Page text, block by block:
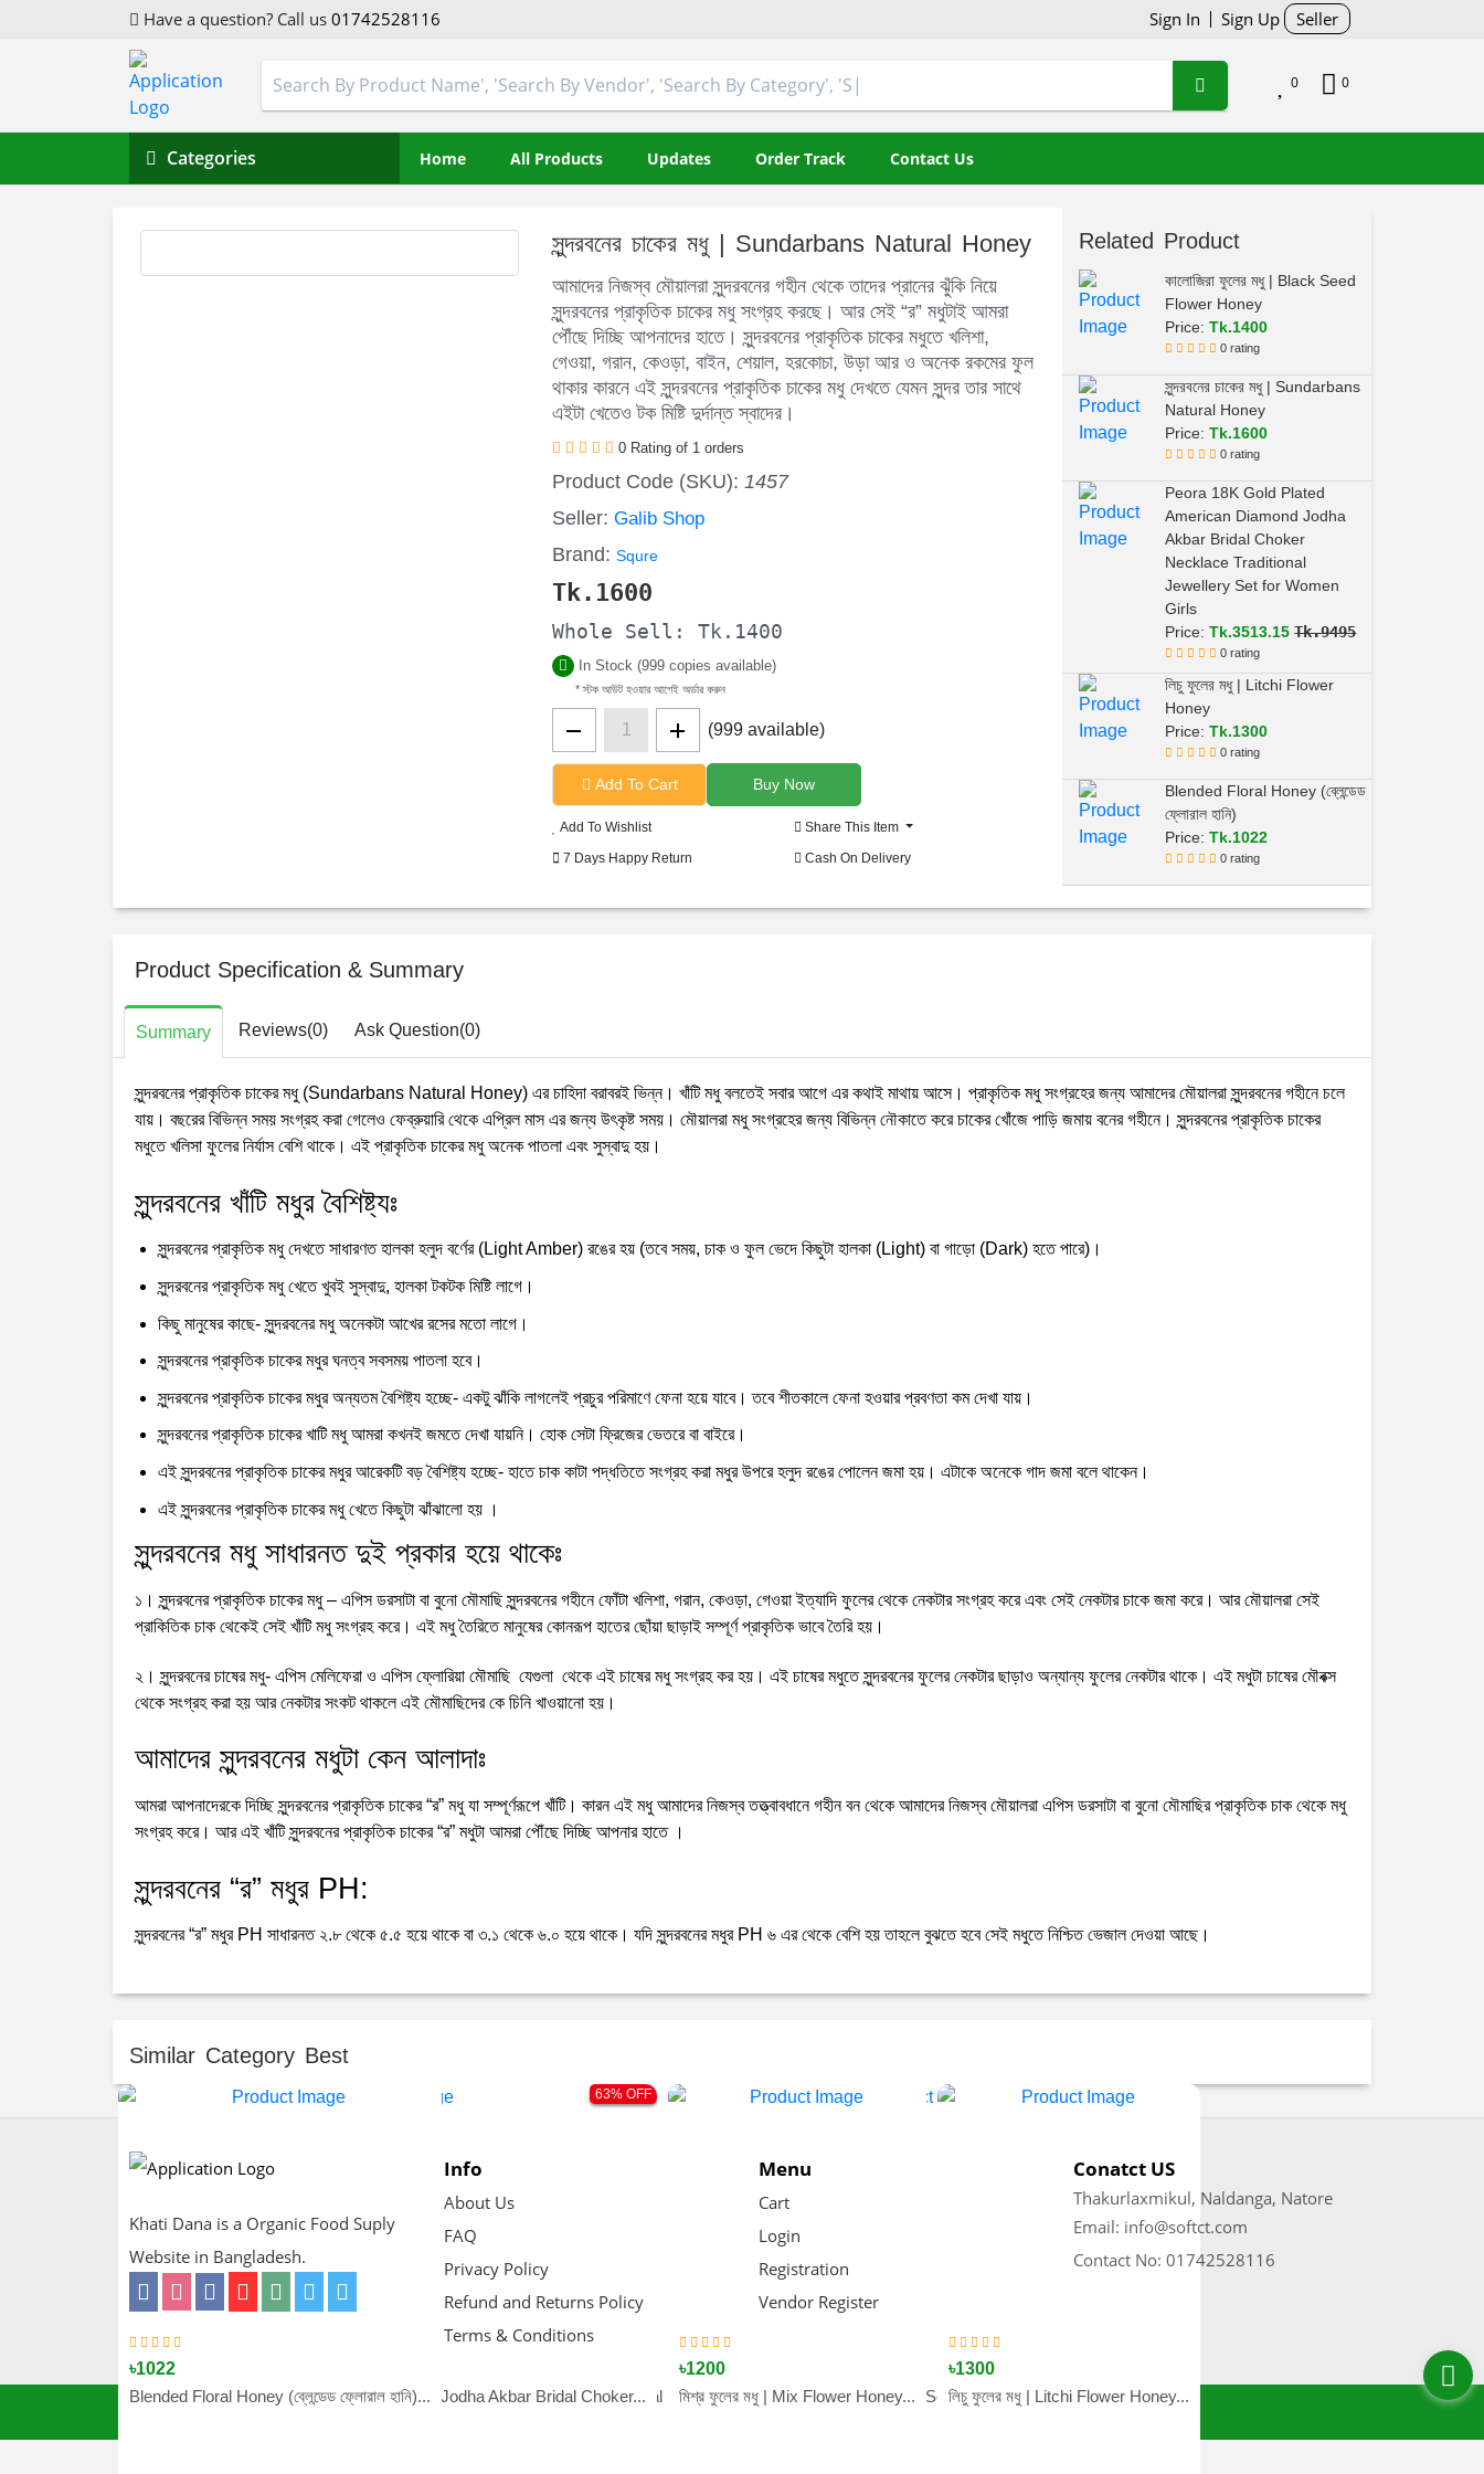
Have a question? Call us 01742528116 Sign In Sign Up Seller
0 0
Categories Home All Products Updates Order Track Contact Us
সুন্দরবনের চাকের মধু | Sundarbans Natural Honey
আমাদের নিজস্ব মৌয়ালরা সুন্দরবনের গহীন থেকে তাদের প্রানের ঝুঁকি নিয়ে
সুন্দরবনের প্রাকৃতিক চাকের মধু সংগ্রহ করছে। আর সেই “র” মধুটাই আমরা
পৌঁছে দিচ্ছি আপনাদের হাতে। সুন্দরবনের প্রাকৃতিক চাকের মধুতে খলিশা,
গেওয়া, গরান, কেওড়া, বাইন, শেয়াল, হরকোচা, উড়া আর ও অনেক রকমের ফুল
থাকার কারনে এই সুন্দরবনের প্রাকৃতিক চাকের মধু দেখতে যেমন সুন্দর তার সাথে
এইটা খেতেও টক মিষ্টি দুর্দান্ত স্বাদের।
0 Rating of 1 orders
Product Code (SKU):1457
Seller:Galib Shop
Brand:Squre
Tk. 1600
Whole Sell: Tk.1400
In Stock (999 copies available)
* স্টক আউট হওয়ার আগেই অর্ডার করুন
(999 available)
Add To Cart
Add To Wishlist
Share This Item
7 Days Happy Return
Cash On Delivery
Related Product
কালোজিরা ফুলের মধু | Black Seed
Flower Honey
Price:Tk.1400
0 rating
সুন্দরবনের চাকের মধু | Sundarbans
Natural Honey
Price:Tk.1600
0 rating
Peora 18K Gold Plated
American Diamond Jodha
Akbar Bridal Choker
Necklace Traditional
Jewellery Set for Women
Girls
Price:Tk.3513.15 Tk.9495
0 rating
লিচু ফুলের মধু | Litchi Flower
Honey
Price:Tk.1300
0 rating
Blended Floral Honey (ব্লেন্ডেড
ফ্লোরাল হানি)
Price:Tk.1022
0 rating
Product Specification & Summary
Summary Reviews(0) Ask Question(0)
সুন্দরবনের প্রাকৃতিক চাকের মধু (Sundarbans Natural Honey) এর চাহিদা বরাবরই ভিন্ন। খাঁটি মধু বলতেই সবার আগে এর কথাই মাথায় আসে। প্রাকৃতিক মধু সংগ্রহের জন্য আমাদের মৌয়ালরা সুন্দরবনের গহীনে চলে
যায়। বছরের বিভিন্ন সময় সংগ্রহ করা গেলেও ফেব্রুয়ারি থেকে এপ্রিল মাস এর জন্য উৎকৃষ্ট সময়। মৌয়ালরা মধু সংগ্রহের জন্য বিভিন্ন নৌকাতে করে চাকের খোঁজে পাড়ি জমায় বনের গহীনে। সুন্দরবনের প্রাকৃতিক চাকের
মধুতে খলিসা ফুলের নির্যাস বেশি থাকে। এই প্রাকৃতিক চাকের মধু অনেক পাতলা এবং সুস্বাদু হয়।
সুন্দরবনের খাঁটি মধুর বৈশিষ্ট্যঃ
সুন্দরবনের প্রাকৃতিক মধু দেখতে সাধারণত হালকা হলুদ বর্ণের (Light Amber) রঙের হয় (তবে সময়, চাক ও ফুল ভেদে কিছুটা হালকা (Light) বা গাড়ো (Dark) হতে পারে)।
সুন্দরবনের প্রাকৃতিক মধু খেতে খুবই সুস্বাদু, হালকা টকটক মিষ্টি লাগে।
কিছু মানুষের কাছে- সুন্দরবনের মধু অনেকটা আখের রসের মতো লাগে।
সুন্দরবনের প্রাকৃতিক চাকের মধুর ঘনত্ব সবসময় পাতলা হবে।
সুন্দরবনের প্রাকৃতিক চাকের মধুর অন্যতম বৈশিষ্ট্য হচ্ছে- একটু ঝাঁকি লাগলেই প্রচুর পরিমাণে ফেনা হয়ে যাবে। তবে শীতকালে ফেনা হওয়ার প্রবণতা কম দেখা যায়।
সুন্দরবনের প্রাকৃতিক চাকের খাটি মধু আমরা কখনই জমতে দেখা যায়নি। হোক সেটা ফ্রিজের ভেতরে বা বাইরে।
এই সুন্দরবনের প্রাকৃতিক চাকের মধুর আরেকটি বড় বৈশিষ্ট্য হচ্ছে- হাতে চাক কাটা পদ্ধতিতে সংগ্রহ করা মধুর উপরে হলুদ রঙের পোলেন জমা হয়। এটাকে অনেকে গাদ জমা বলে থাকেন।
এই সুন্দরবনের প্রাকৃতিক চাকের মধু খেতে কিছুটা ঝাঁঝালো হয় ।
সুন্দরবনের মধু সাধারনত দুই প্রকার হয়ে থাকেঃ
১। সুন্দরবনের প্রাকৃতিক চাকের মধু – এপিস ডরসাটা বা বুনো মৌমাছি সুন্দরবনের গহীনে ফোঁটা খলিশা, গরান, কেওড়া, গেওয়া ইত্যাদি ফুলের থেকে নেকটার সংগ্রহ করে এবং সেই নেকটার চাকে জমা করে। আর মৌয়ালরা সেই
প্রাকিতিক চাক থেকেই সেই খাঁটি মধু সংগ্রহ করে। এই মধু তৈরিতে মানুষের কোনরূপ হাতের ছোঁয়া ছাড়াই সম্পূর্ণ প্রাকৃতিক ভাবে তৈরি হয়।
২। সুন্দরবনের চাষের মধু- এপিস মেলিফেরা ও এপিস ফ্লোরিয়া মৌমাছি যেগুলা থেকে এই চাষের মধু সংগ্রহ কর হয়। এই চাষের মধুতে সুন্দরবনের ফুলের নেকটার ছাড়াও অন্যান্য ফুলের নেকটার থাকে। এই মধুটা চাষের মৌবক্স
থেকে সংগ্রহ করা হয় আর নেকটার সংকট থাকলে এই মৌমাছিদের কে চিনি খাওয়ানো হয়।
আমাদের সুন্দরবনের মধুটা কেন আলাদাঃ
আমরা আপনাদেরকে দিচ্ছি সুন্দরবনের প্রাকৃতিক চাকের “র” মধু যা সম্পূর্ণরূপে খাঁটি। কারন এই মধু আমাদের নিজস্ব তত্ত্বাবধানে গহীন বন থেকে আমাদের নিজস্ব মৌয়ালরা এপিস ডরসাটা বা বুনো মৌমাছির প্রাকৃতিক চাক থেকে মধু
সংগ্রহ করে। আর এই খাঁটি সুন্দরবনের প্রাকৃতিক চাকের “র” মধুটা আমরা পৌঁছে দিচ্ছি আপনার হাতে ।
সুন্দরবনের “র” মধুর PH:
সুন্দরবনের “র” মধুর PH সাধারনত ২.৮ থেকে ৫.৫ হয়ে থাকে বা ৩.১ থেকে ৬.০ হয়ে থাকে। যদি সুন্দরবনের মধুর PH ৬ এর থেকে বেশি হয় তাহলে বুঝতে হবে সেই মধুতে নিশ্চিত ভেজাল দেওয়া আছে।
Similar Category Best
৳1300
লিচু ফুলের মধু | Litchi Flower Honey...
সুন্দরবনের চাকের মধু | Sundarbans Natural Honey...
কালোজিরা ফুলের মধু | Black Seed Flower Honey...
৳3513.15
Peora 18K Gold Plated American Diamond Jodha Akbar Bridal Choker...
63% OFF
৳1200
মিশ্র ফুলের মধু | Mix Flower Honey...
৳1300
লিচু ফুলের মধু | Litchi Flower Honey...
৳1022
Blended Floral Honey (ব্লেন্ডেড ফ্লোরাল হানি)...
Khati Dana is a Organic Food Suply
Website in Bangladesh.
Info
About Us
FAQ
Privacy Policy
Refund and Returns Policy
Terms & Conditions
Menu
Cart
Login
Registration
Vendor Register
Conatct US
Thakurlaxmikul, Naldanga, Natore
Email: info@softct.com
Contact No: 01742528116
© All Rights Reserved By SoftCT